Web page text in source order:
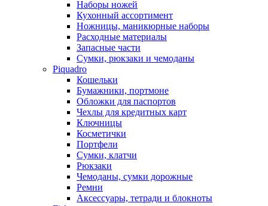
Наборы ножей
Кухонный ассортимент
Ножницы, маникюрные наборы
Расходные материалы
Запасные части
Сумки, рюкзаки и чемоданы
Piquadro
Кошельки
Бумажники, портмоне
Обложки для паспортов
Чехлы для кредитных карт
Ключницы
Косметички
Портфели
Сумки, клатчи
Рюкзаки
Чемоданы, сумки дорожные
Ремни
Аксессуары, тетради и блокноты